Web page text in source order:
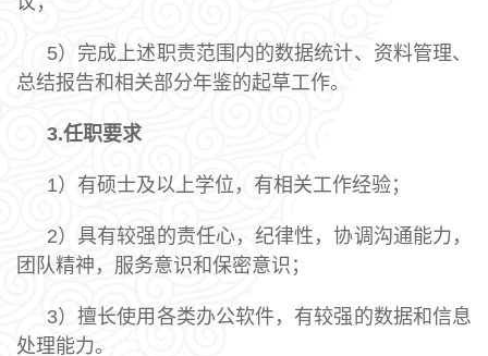
5）完成上述职责范围内的数据统计、资料管理、
总结报告和相关部分年鉴的起草工作。
3.任职要求
1）有硕士及以上学位，有相关工作经验；
2）具有较强的责任心，纪律性，协调沟通能力，
团队精神，服务意识和保密意识；
3）擅长使用各类办公软件，有较强的数据和信息
处理能力。